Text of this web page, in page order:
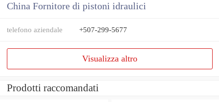
China Fornitore di pistoni idraulici
telefono aziendale +507-299-5677
Visualizza altro
Prodotti raccomandati